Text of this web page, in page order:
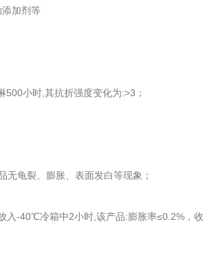
加剂等
小时,其抗折强度变化为:>3；
龟裂、膨胀、表面发白等现象；
40℃冷箱中2小时,该产品:膨胀率≤0.2%，